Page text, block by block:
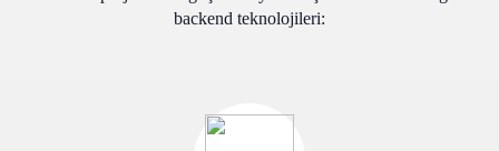
backend teknolojileri: